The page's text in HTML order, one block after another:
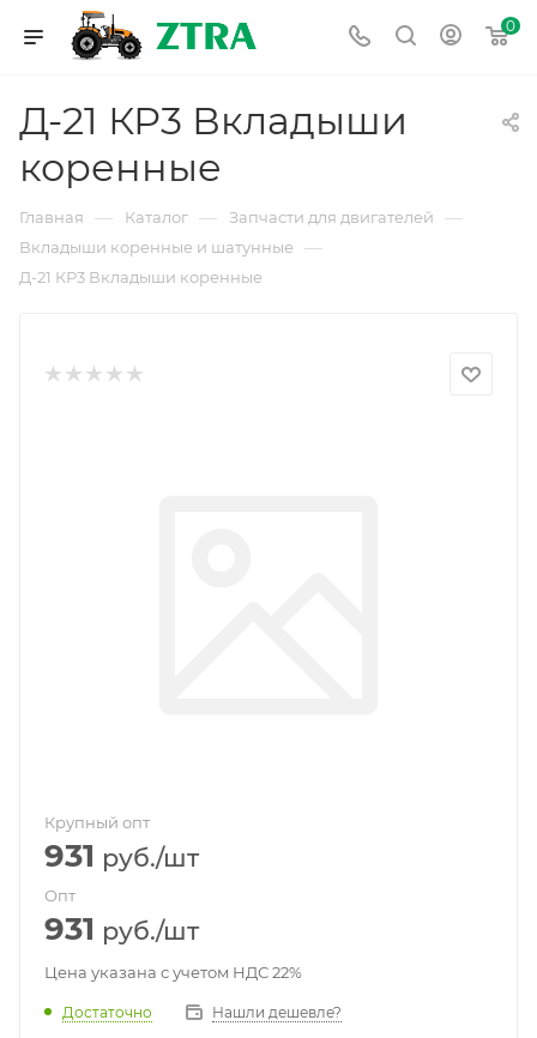
0
Д-21 КР3 Вкладыши
коренные
Главная — Каталог — Запчасти для двигателей —
Вкладыши коренные и шатунные —
Д-21 КР3 Вкладыши коренные
Крупный опт
931 руб./шт
Опт
931 руб./шт
Цена указана с учетом НДС 22%
Достаточно Нашли дешевле?